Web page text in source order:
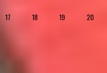
17 18 19 20